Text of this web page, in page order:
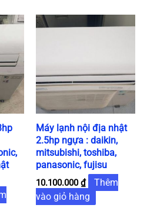
Máy lạnh nội địa nhật
2.5hp ngựa : daikin,
mitsubishi, toshiba,
panasonic, fujisu
10.100.000₫
Thêm
vào giỏ hàng